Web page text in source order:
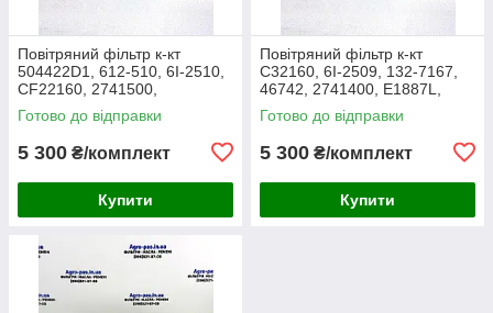
Повітряний фільтр к-кт
504422D1, 612-510, 6I-2510,
CF22160, 2741500,
AF25138M, P532510, MD-
7624S, SA16024, RS3511,
Готово до відправки
5 300 ₴/комплект
Купити
Повітряний фільтр к-кт
C32160, 6I-2509, 132-7167,
46742, 2741400, E1887L,
RS3514, SL5603, P532509,
FJ3468, MD-7624,
Готово до відправки
5 300 ₴/комплект
Купити